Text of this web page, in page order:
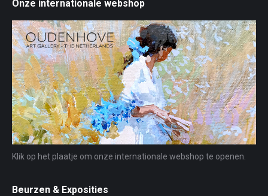
Onze internationale webshop
Klik op het plaatje om onze internationale webshop te openen.
Beurzen & Exposities